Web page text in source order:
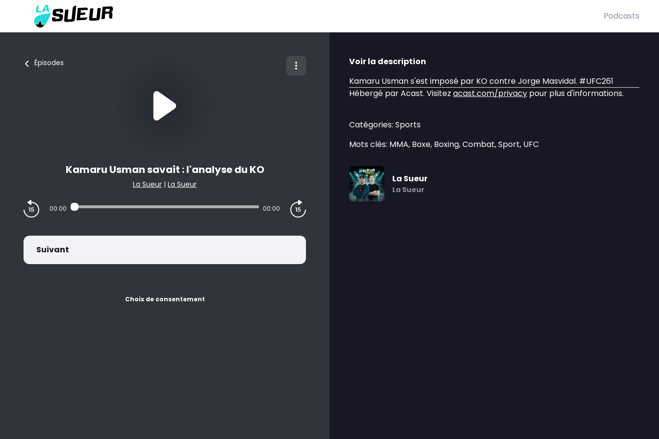
Podcasts
Épisodes
Kamaru Usman savait : l'analyse du KO
La Sueur | La Sueur
00:00 00:00
Suivant
Choix de consentement
Voir la description
Kamaru Usman s'est imposé par KO contre Jorge Masvidal. #UFC261
Hébergé par Acast. Visitez acast.com/privacy pour plus d'informations.
Catégories: Sports
Mots clés: MMA, Boxe, Boxing, Combat, Sport, UFC
La Sueur
La Sueur